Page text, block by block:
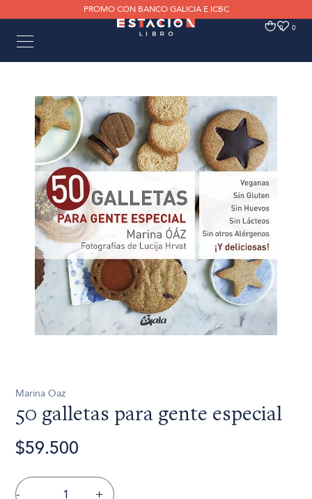
PROMO CON BANCO GALICIA E ICBC
0 0
Marina Oaz
50 galletas para gente especial
$59.500
- +